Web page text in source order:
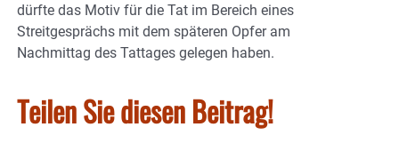
dürfte das Motiv für die Tat im Bereich eines
Streitgesprächs mit dem späteren Opfer am
Nachmittag des Tattages gelegen haben.
Teilen Sie diesen Beitrag!